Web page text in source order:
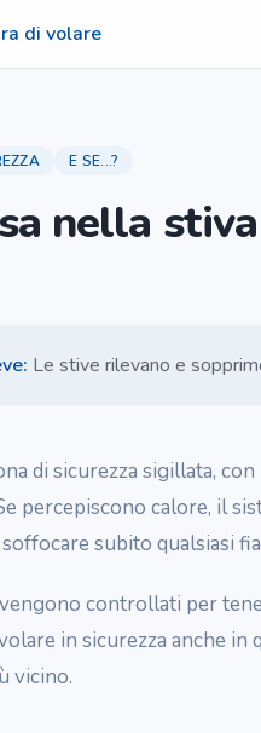
di volare
E SE...?
nella
: Le stive rilevano e
di sicurezza sigillata,
percepiscono calore, il
subito qualsiasi
controllati per
in sicurezza anche
vicino.